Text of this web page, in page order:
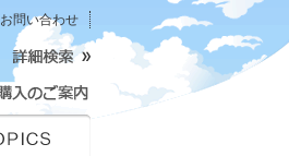
お問い合わせ